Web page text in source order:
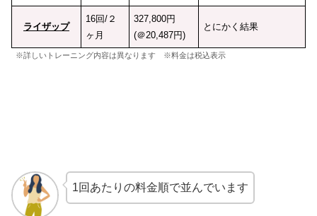
ライザップ
16回/２
ヶ月
327,800円
(＠20,487円)
とにかく結果
※詳しいトレーニング内容は異なります ※料金は税込表示
1回あたりの料金順で並んでいます